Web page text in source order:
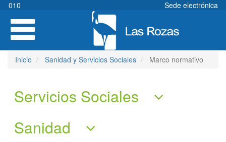
Pasar
contenido
principal
010
Sede electrónica
Toggle
navigation
Inicio Sanidad y Servicios Sociales Marco normativo
Servicios Sociales
Sanidad